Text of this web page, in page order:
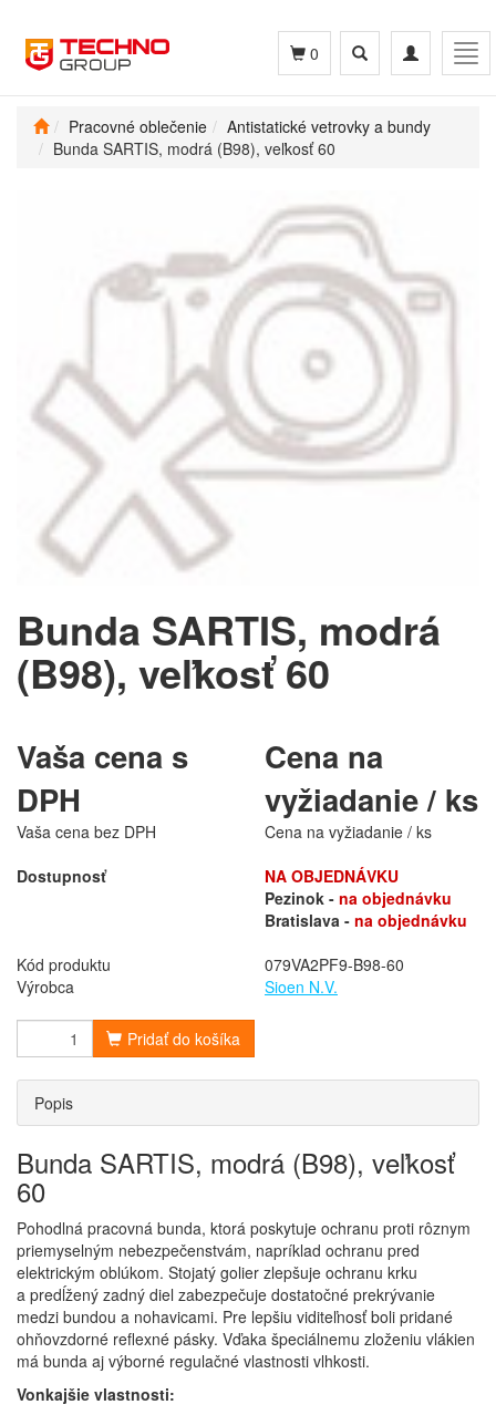
Toggle
navigation
Toggle
search
0
Pracovné oblečenie
Antistatické vetrovky a bundy
Bunda SARTIS, modrá (B98), veľkosť 60
Bunda SARTIS, modrá
(B98), veľkosť 60
Vaša cena s
DPH
Cena na
vyžiadanie / ks
Vaša cena bez DPH
Cena na vyžiadanie / ks
Dostupnosť
NA OBJEDNÁVKU
Pezinok - na objednávku
Bratislava - na objednávku
Kód produktu
079VA2PF9-B98-60
Výrobca
Sioen N.V.
Pridať do košíka
Popis
Bunda SARTIS, modrá (B98), veľkosť
60
Pohodlná pracovná bunda, ktorá poskytuje ochranu proti rôznym
priemyselným nebezpečenstvám, napríklad ochranu pred
elektrickým oblúkom. Stojatý golier zlepšuje ochranu krku
a predĺžený zadný diel zabezpečuje dostatočné prekrývanie
medzi bundou a nohavicami. Pre lepšiu viditeľnosť boli pridané
ohňovzdorné reflexné pásky. Vďaka špeciálnemu zloženiu vlákien
má bunda aj výborné regulačné vlastnosti vlhkosti.
Vonkajšie vlastnosti: